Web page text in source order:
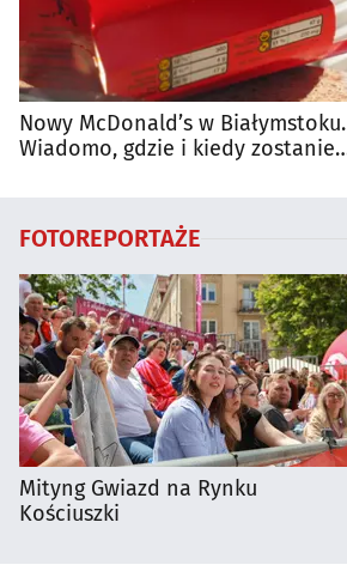
Nowy McDonald’s w Białymstoku.
Wiadomo, gdzie i kiedy zostanie
FOTOREPORTAŻE
Mityng Gwiazd na Rynku
Kościuszki